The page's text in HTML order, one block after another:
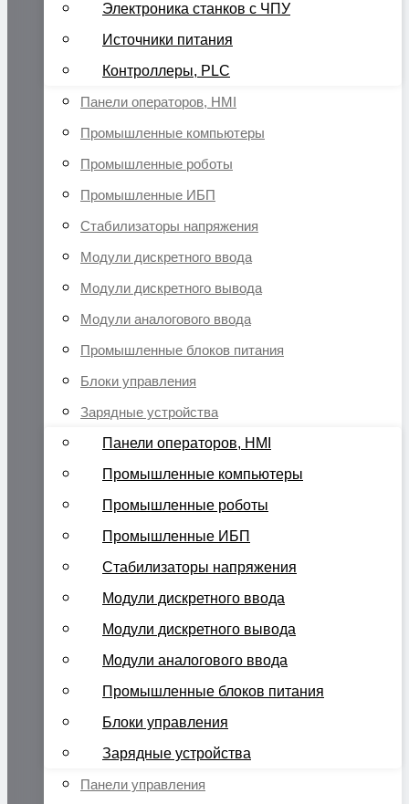
Электроника станков с ЧПУ
Источники питания
Контроллеры, PLC
Панели операторов, HMI
Промышленные компьютеры
Промышленные роботы
Промышленные ИБП
Стабилизаторы напряжения
Модули дискретного ввода
Модули дискретного вывода
Модули аналогового ввода
Промышленные блоков питания
Блоки управления
Зарядные устройства
Панели операторов, HMI
Промышленные компьютеры
Промышленные роботы
Промышленные ИБП
Стабилизаторы напряжения
Модули дискретного ввода
Модули дискретного вывода
Модули аналогового ввода
Промышленные блоков питания
Блоки управления
Зарядные устройства
Панели управления